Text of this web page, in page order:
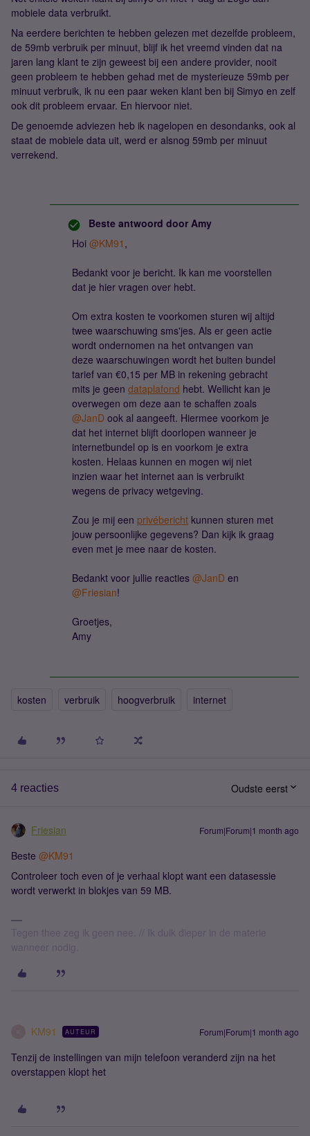
mobiele data verbruikt.
Na eerdere berichten te hebben gelezen met dezelfde probleem,
de 59mb verbruik per minuut, blijf ik het vreemd vinden dat na
jaren lang klant te zijn geweest bij een andere provider, nooit
geen probleem te hebben gehad met de mysterieuze 59mb per
minuut verbruik, ik nu een paar weken klant ben bij Simyo en zelf
ook dit probleem ervaar. En hiervoor niet.
De genoemde adviezen heb ik nagelopen en desondanks, ook al
staat de mobiele data uit, werd er alsnog 59mb per minuut
verrekend.
Beste antwoord door Amy
Hoi ​ @KM91 ,
Bedankt voor je bericht. Ik kan me voorstellen
dat je hier vragen over hebt.
Om extra kosten te voorkomen sturen wij altijd
twee waarschuwing sms'jes. Als er geen actie
wordt ondernomen na het ontvangen van
deze waarschuwingen wordt het buiten bundel
tarief van €0,15 per MB in rekening gebracht
mits je geen dataplafond hebt. Wellicht kan je
overwegen om deze aan te schaffen zoals ​
@JanD ook al aangeeft. Hiermee voorkom je
dat het internet blijft doorlopen wanneer je
internetbundel op is en voorkom je extra
kosten. Helaas kunnen en mogen wij niet
inzien waar het internet aan is verbruikt
wegens de privacy wetgeving.
Zou je mij een privébericht kunnen sturen met
jouw persoonlijke gegevens? Dan kijk ik graag
even met je mee naar de kosten.
Bedankt voor jullie reacties ​ @JanD en ​
@Friesian!
Groetjes,
Amy
kosten verbruik hoogverbruik internet
4 reacties Oudste eerst
Friesian Forum|Forum|1 month ago
Beste ​ @KM91
Controleer toch even of je verhaal klopt want een datasessie
wordt verwerkt in blokjes van 59 MB.
Tegen thee zeg ik geen nee. // Ik duik dieper in de materie
wanneer nodig.
KM91 AUTEUR Forum|Forum|1 month ago
Tenzij de instellingen van mijn telefoon veranderd zijn na het
overstappen klopt het